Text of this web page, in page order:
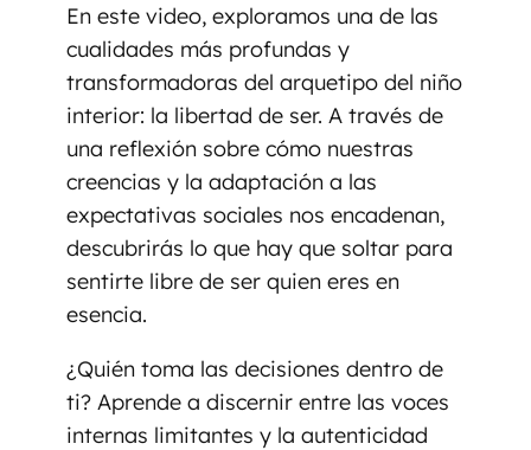
En este video, exploramos una de las
cualidades más profundas y
transformadoras del arquetipo del niño
interior: la libertad de ser. A través de
una reflexión sobre cómo nuestras
creencias y la adaptación a las
expectativas sociales nos encadenan,
descubrirás lo que hay que soltar para
sentirte libre de ser quien eres en
esencia.
¿Quién toma las decisiones dentro de
ti? Aprende a discernir entre las voces
internas limitantes y la autenticidad